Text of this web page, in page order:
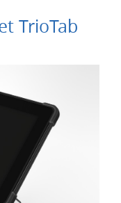
TrioTab